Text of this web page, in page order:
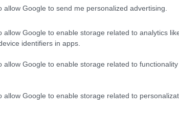
allow Google to send me personalized advertising.
allow Google to enable storage related to analytics
identifiers in apps.
allow Google to enable storage related to
allow Google to enable storage related to
τις